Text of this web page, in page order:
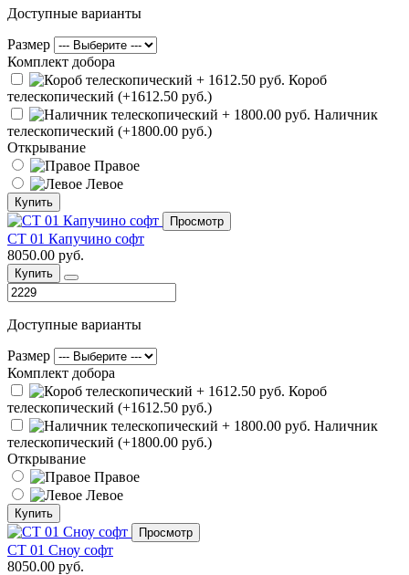
Доступные варианты
Размер
Комплект добора
Короб
телескопический (+1612.50 руб.)
Наличник
телескопический (+1800.00 руб.)
Открывание
Правое
Левое
Купить
Просмотр
СТ 01 Капучино софт
8050.00 руб.
Купить
Доступные варианты
Размер
Комплект добора
Короб
телескопический (+1612.50 руб.)
Наличник
телескопический (+1800.00 руб.)
Открывание
Правое
Левое
Купить
Просмотр
СТ 01 Сноу софт
8050.00 руб.